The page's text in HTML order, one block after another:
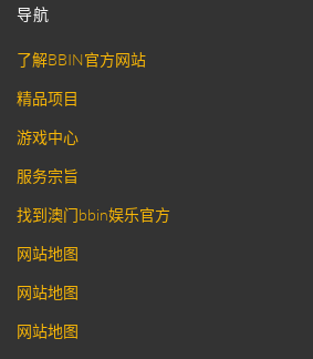
导航
了解BBIN官方网站
精品项目
游戏中心
服务宗旨
找到澳门bbin娱乐官方
网站地图
网站地图
网站地图